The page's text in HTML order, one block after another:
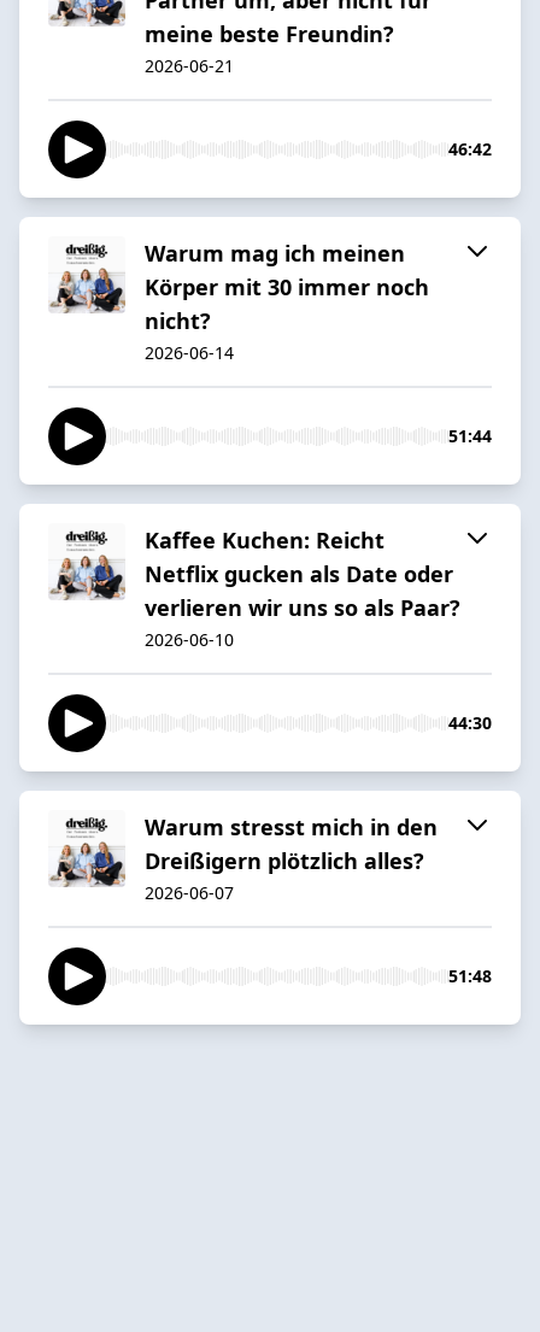
meine beste Freundin?
2026-06-21
46:42
Warum mag ich meinen
Körper mit 30 immer noch
nicht?
2026-06-14
51:44
Kaffee Kuchen: Reicht
Netflix gucken als Date oder
verlieren wir uns so als Paar?
2026-06-10
44:30
Warum stresst mich in den
Dreißigern plötzlich alles?
2026-06-07
51:48